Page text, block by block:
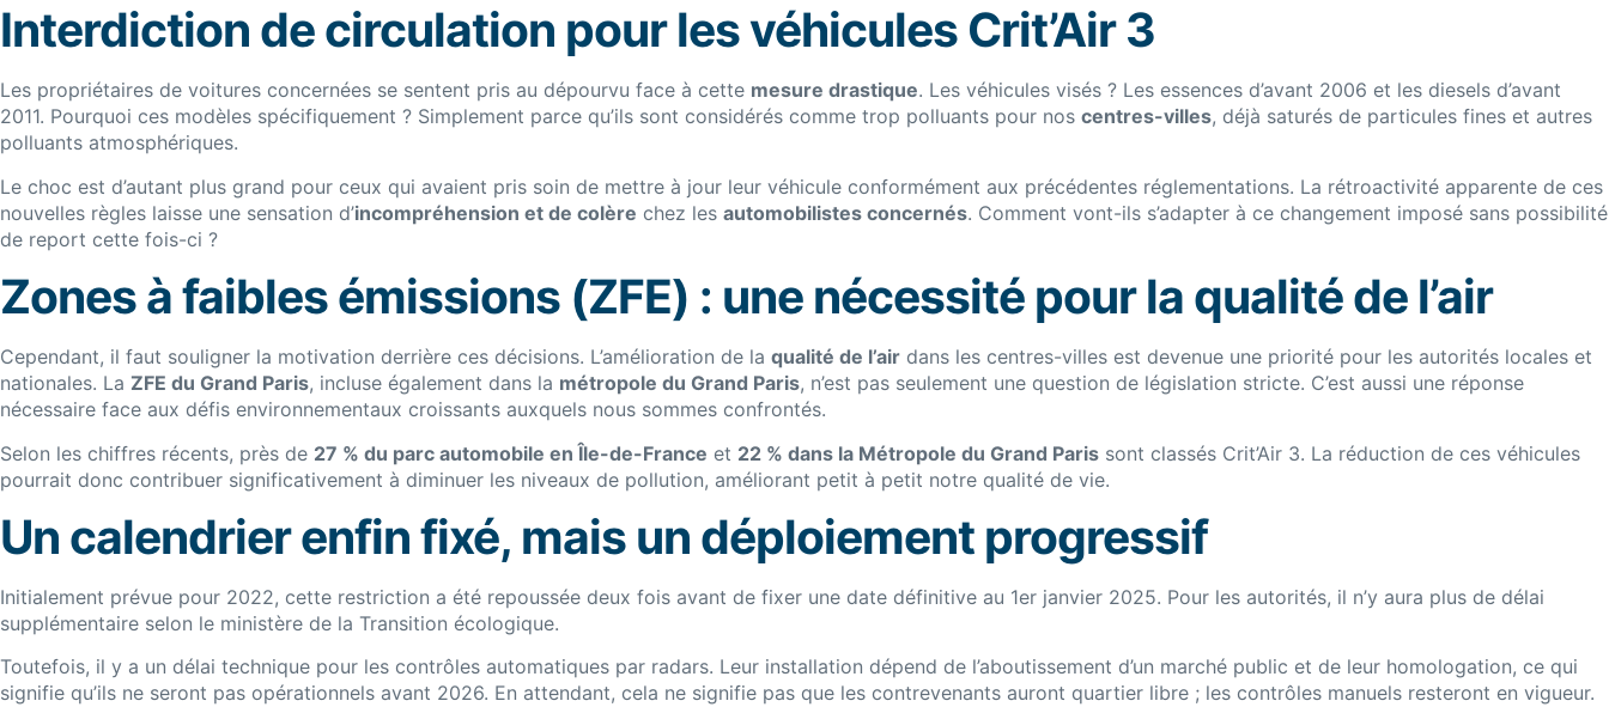
Interdiction de circulation pour les véhicules Crit’Air 3
Les propriétaires de voitures concernées se sentent pris au dépourvu face à cette mesure drastique. Les véhicules visés ? Les essences d’avant 2006 et les diesels d’avant
2011. Pourquoi ces modèles spécifiquement ? Simplement parce qu’ils sont considérés comme trop polluants pour nos centres-villes, déjà saturés de particules fines et autres
polluants atmosphériques.
Le choc est d’autant plus grand pour ceux qui avaient pris soin de mettre à jour leur véhicule conformément aux précédentes réglementations. La rétroactivité apparente de ces
nouvelles règles laisse une sensation d’incompréhension et de colère chez les automobilistes concernés. Comment vont-ils s’adapter à ce changement imposé sans possibilité
de report cette fois-ci ?
Zones à faibles émissions (ZFE) : une nécessité pour la qualité de l’air
Cependant, il faut souligner la motivation derrière ces décisions. L’amélioration de la qualité de l’air dans les centres-villes est devenue une priorité pour les autorités locales et
nationales. La ZFE du Grand Paris, incluse également dans la métropole du Grand Paris, n’est pas seulement une question de législation stricte. C’est aussi une réponse
nécessaire face aux défis environnementaux croissants auxquels nous sommes confrontés.
Selon les chiffres récents, près de 27 % du parc automobile en Île-de-France et 22 % dans la Métropole du Grand Paris sont classés Crit’Air 3. La réduction de ces véhicules
pourrait donc contribuer significativement à diminuer les niveaux de pollution, améliorant petit à petit notre qualité de vie.
Un calendrier enfin fixé, mais un déploiement progressif
Initialement prévue pour 2022, cette restriction a été repoussée deux fois avant de fixer une date définitive au 1er janvier 2025. Pour les autorités, il n’y aura plus de délai
supplémentaire selon le ministère de la Transition écologique.
Toutefois, il y a un délai technique pour les contrôles automatiques par radars. Leur installation dépend de l’aboutissement d’un marché public et de leur homologation, ce qui
signifie qu’ils ne seront pas opérationnels avant 2026. En attendant, cela ne signifie pas que les contrevenants auront quartier libre ; les contrôles manuels resteront en vigueur.